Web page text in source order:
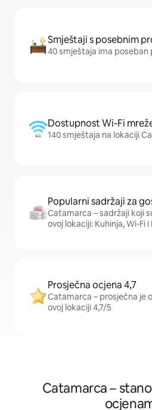
Smještaji s posebnim
40 smještaja ima poseban
Dostupnost Wi-Fi
140 smještaja na lokaciji
Popularni sadržaji za
Catamarca – sadržaji koji
ovoj lokaciji: Kuhinja, Wi-Fi i
Prosječna ocjena 4,7
Catamarca – prosječna je
ovoj lokaciji 4,7/5
Catamarca –